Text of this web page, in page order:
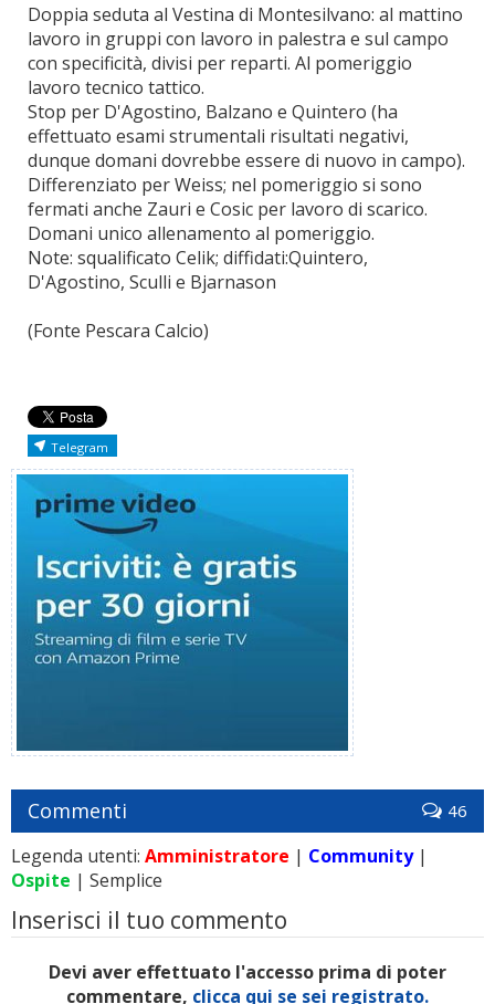
Doppia seduta al Vestina di Montesilvano: al mattino
lavoro in gruppi con lavoro in palestra e sul campo
con specificità, divisi per reparti. Al pomeriggio
lavoro tecnico tattico.
Stop per D'Agostino, Balzano e Quintero (ha
effettuato esami strumentali risultati negativi,
dunque domani dovrebbe essere di nuovo in campo).
Differenziato per Weiss; nel pomeriggio si sono
fermati anche Zauri e Cosic per lavoro di scarico.
Domani unico allenamento al pomeriggio.
Note: squalificato Celik; diffidati:Quintero,
D'Agostino, Sculli e Bjarnason
(Fonte Pescara Calcio)
Telegram
Commenti 46
Legenda utenti: Amministratore | Community|
Ospite | Semplice
Inserisci il tuo commento
Devi aver effettuato l'accesso prima di poter
commentare, clicca qui se sei registrato.